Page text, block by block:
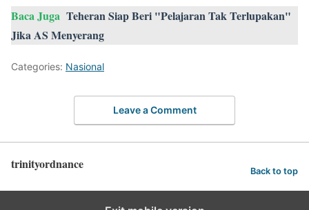
Baca Juga Teheran Siap Beri "Pelajaran Tak Terlupakan"
Jika AS Menyerang
Categories: Nasional
Leave a Comment
trinityordnance Back to top